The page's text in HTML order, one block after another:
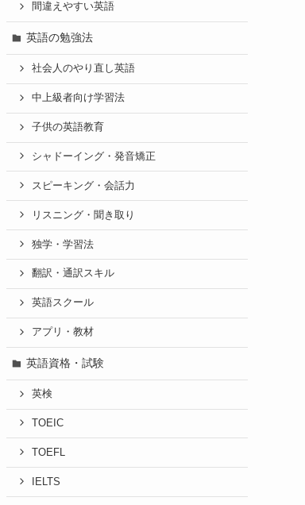
間違えやすい英語
英語の勉強法
社会人のやり直し英語
中上級者向け学習法
子供の英語教育
シャドーイング・発音矯正
スピーキング・会話力
リスニング・聞き取り
独学・学習法
翻訳・通訳スキル
英語スクール
アプリ・教材
英語資格・試験
英検
TOEIC
TOEFL
IELTS